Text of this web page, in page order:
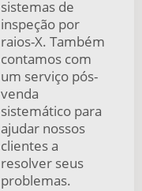
sistemas de
inspeção por
raios-X. Também
contamos com
um serviço pós-
venda
sistemático para
ajudar nossos
clientes a
resolver seus
problemas.